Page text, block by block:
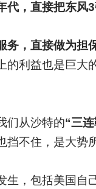
代，直接把东风
务，直接做为担
的利益也是巨大
们从沙特的“三连
挡不住，是大势
生，包括美国自